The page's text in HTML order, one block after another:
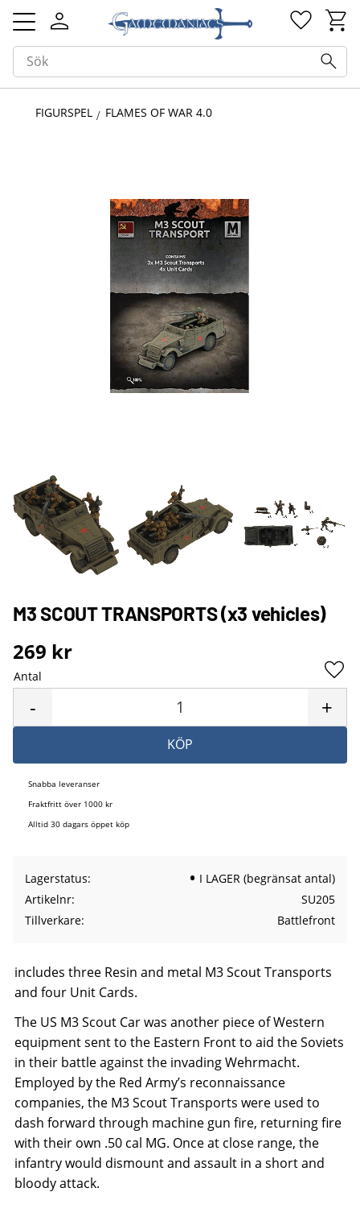
Meny
FIGURSPEL FLAMES OF WAR 4.0
M3 SCOUT TRANSPORTS (x3 vehicles)
269 kr
Antal
+
-
KÖP
Snabba leveranser
Fraktfritt över 1000 kr
Alltid 30 dagars öppet köp
Lagerstatus
I LAGER (begränsat antal)
Artikelnr
SU205
Tillverkare
Battlefront
includes three Resin and metal M3 Scout Transports
and four Unit Cards.
The US M3 Scout Car was another piece of Western
equipment sent to the Eastern Front to aid the Soviets
in their battle against the invading Wehrmacht.
Employed by the Red Army’s reconnaissance
companies, the M3 Scout Transports were used to
dash forward through machine gun fire, returning fire
with their own .50 cal MG. Once at close range, the
infantry would dismount and assault in a short and
bloody attack.